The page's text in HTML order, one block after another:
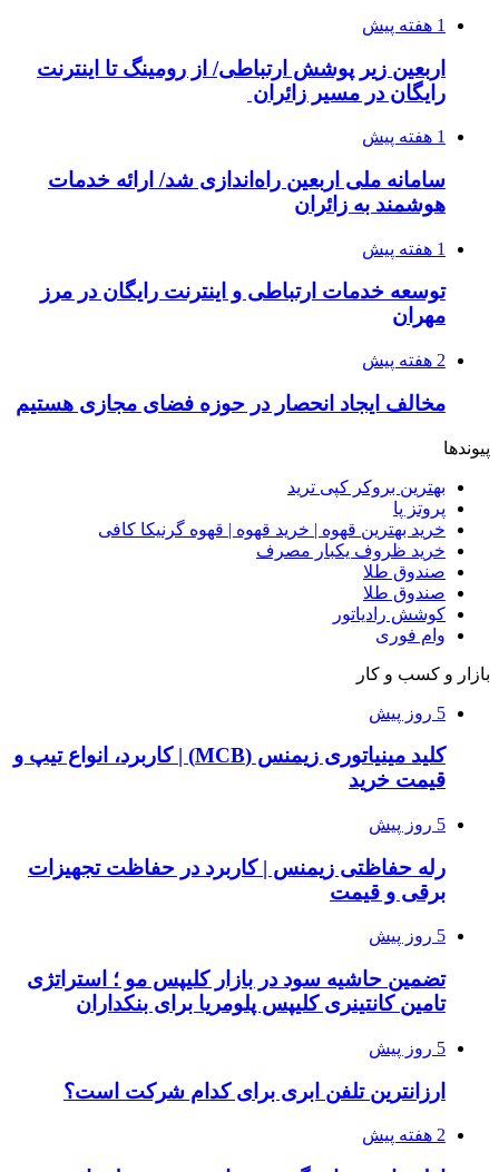
1 هفته پیش
اربعین زیر پوشش ارتباطی/ از رومینگ تا اینترنت
رایگان در مسیر زائران
1 هفته پیش
سامانه ملی اربعین راه‌اندازی شد/ ارائه خدمات
هوشمند به زائران
1 هفته پیش
توسعه خدمات ارتباطی و اینترنت رایگان در مرز
مهران
2 هفته پیش
مخالف ایجاد انحصار در حوزه فضای مجازی هستیم
پیوندها
بهترین بروکر کپی ترید
پروتز پا
خرید بهترین قهوه | خرید قهوه | قهوه گرنیکا کافی
خرید ظروف یکبار مصرف
صندوق طلا
صندوق طلا
کوشش رادیاتور
وام فوری
بازار و کسب و کار
5 روز پیش
کلید مینیاتوری زیمنس (MCB) | کاربرد، انواع تیپ و
قیمت خرید
5 روز پیش
رله حفاظتی زیمنس | کاربرد در حفاظت تجهیزات
برقی و قیمت
5 روز پیش
تضمین حاشیه سود در بازار کلیپس مو ؛ استراتژی
تامین کانتینری کلیپس پلومریا برای بنکداران
5 روز پیش
ارزانترین تلفن ابری برای کدام شرکت است؟
2 هفته پیش